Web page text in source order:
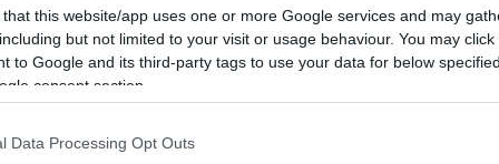
this website/app uses one or more Google services and may
but not limited to your visit or usage behaviour. You may
to Google and its third-party tags to use your data for below
consent section.
Data Processing Opt Outs
nem tudod
kattints!
LEGO